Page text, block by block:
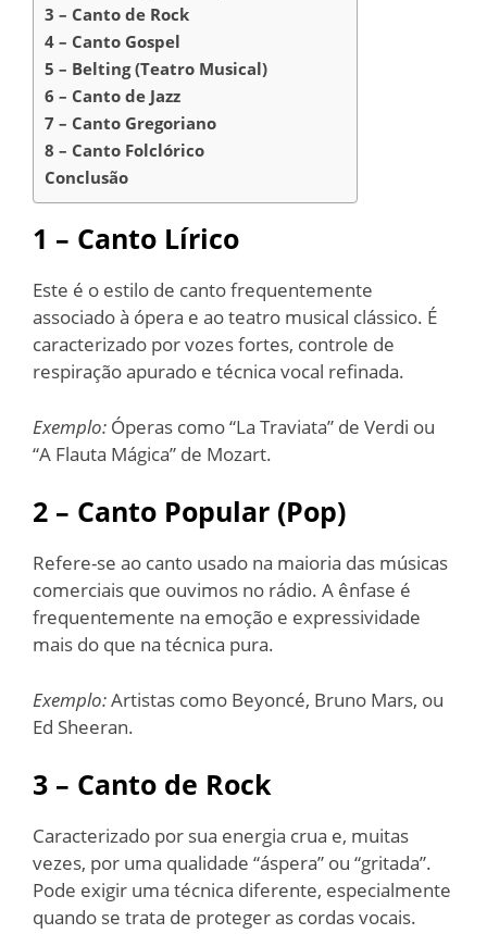
3 – Canto de Rock
4 – Canto Gospel
5 – Belting (Teatro Musical)
6 – Canto de Jazz
7 – Canto Gregoriano
8 – Canto Folclórico
Conclusão
1 – Canto Lírico
Este é o estilo de canto frequentemente
associado à ópera e ao teatro musical clássico. É
caracterizado por vozes fortes, controle de
respiração apurado e técnica vocal refinada.
Exemplo: Óperas como “La Traviata” de Verdi ou
“A Flauta Mágica” de Mozart.
2 – Canto Popular (Pop)
Refere-se ao canto usado na maioria das músicas
comerciais que ouvimos no rádio. A ênfase é
frequentemente na emoção e expressividade
mais do que na técnica pura.
Exemplo:Artistas como Beyoncé, Bruno Mars, ou
Ed Sheeran.
3 – Canto de Rock
Caracterizado por sua energia crua e, muitas
vezes, por uma qualidade “áspera” ou “gritada”.
Pode exigir uma técnica diferente, especialmente
quando se trata de proteger as cordas vocais.